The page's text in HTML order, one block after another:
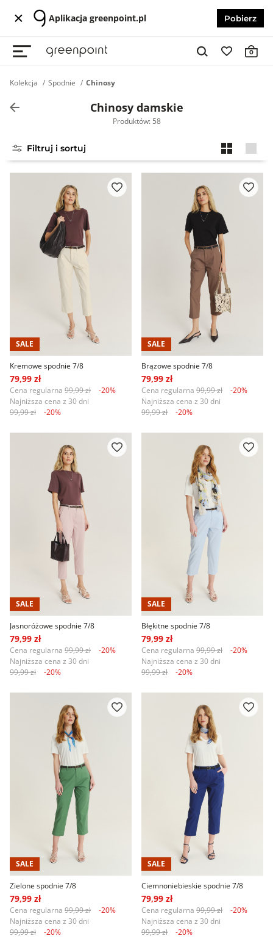
Aplikacja greenpoint.pl Pobierz
0
Kolekcja Spodnie Chinosy
Chinosy damskie
Produktów: 58
Filtruj i sortuj
SALE
Kremowe spodnie 7/8
79,99 zł
Cena regularna 99,99 zł
-20%
Najniższa cena z 30 dni
99,99 zł
-20%
SALE
Brązowe spodnie 7/8
79,99 zł
Cena regularna 99,99 zł
-20%
Najniższa cena z 30 dni
99,99 zł
-20%
SALE
Jasnoróżowe spodnie 7/8
79,99 zł
Cena regularna 99,99 zł
-20%
Najniższa cena z 30 dni
99,99 zł
-20%
SALE
Błękitne spodnie 7/8
79,99 zł
Cena regularna 99,99 zł
-20%
Najniższa cena z 30 dni
99,99 zł
-20%
SALE
Zielone spodnie 7/8
79,99 zł
Cena regularna 99,99 zł
-20%
Najniższa cena z 30 dni
99,99 zł
-20%
SALE
Ciemnoniebieskie spodnie 7/8
79,99 zł
Cena regularna 99,99 zł
-20%
Najniższa cena z 30 dni
99,99 zł
-20%